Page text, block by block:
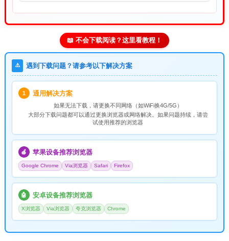
📖 不会下载阅读？这里看教程！
⚠️ 遇到下载问题？请参考以下解决方案
1 通用解决方案
如果无法下载，请更换不同网络（如WiFi换4G/5G）
大部分下载问题都可以通过更换浏览器或网络解决。如果问题持续，请尝
试使用推荐的浏览器
🍎 苹果设备推荐浏览器
Google Chrome Via浏览器 Safari Firefox
🤖 安卓设备推荐浏览器
X浏览器 Via浏览器 夸克浏览器 Chrome